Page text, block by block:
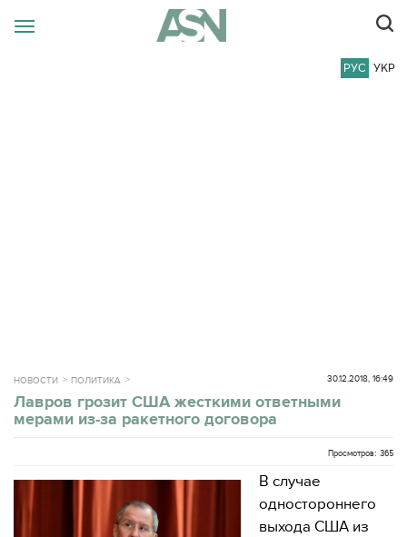
РУС УКР
НОВОСТИ ПОЛИТИКА 30.12.2018, 16:49
Лавров грозит США жесткими ответными
мерами из-за ракетного договора
Просмотров: 365
В случае
одностороннего
выхода США из